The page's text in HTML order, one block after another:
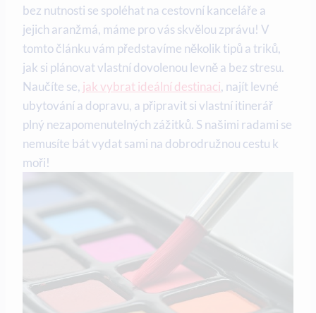
bez nutnosti se spoléhat na​ cestovní ⁣kanceláře⁢ a
jejich ⁤aranžmá, máme pro‍ vás skvělou ‌zprávu! V
tomto⁣ článku ‌vám ⁢představíme několik tipů a triků,
jak si plánovat vlastní‍ dovolenou levně a‌ bez stresu.
Naučíte se, jak vybrat ideální destinaci,​ najít levné
ubytování⁤ a ⁤dopravu, a připravit ‌si ⁤vlastní⁣ itinerář ​
plný nezapomenutelných ⁢zážitků. ‌S našimi ​radami ​se⁤
nemusíte bát vydat sami na‍ dobrodružnou cestu k
⁣moři!